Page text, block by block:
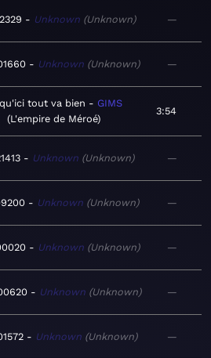
Unknown Unknown —
Unknown Unknown —
tout va bien
GIMS
L'empire de Méroé
3:54
Unknown Unknown —
Unknown Unknown —
Unknown Unknown —
Unknown Unknown —
Unknown Unknown —